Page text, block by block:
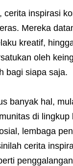
cerita inspirasi
Mereka
kreatif,
oleh
bagi siapa saja.
banyak hal,
di
lembaga
cerita